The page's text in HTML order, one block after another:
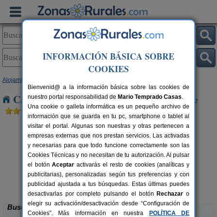
Alojamientos
Casas Rurales cerca de La Palma Debre
2-20 pers.
desde25 €
Lo Trabucador Alojamiento Rural
Poble Nou del Delta (Tarragona)
Buscar
INFORMACIÓN BÁSICA SOBRE
COOKIES
Bienvenid@ a la información básica sobre las cookies de
nuestro portal responsabilidad de Mario Temprado Casas.
Una cookie o galleta informática es un pequeño archivo de
información que se guarda en tu pc, smartphone o tablet al
visitar el portal. Algunas son nuestras y otras pertenecen a
empresas externas que nos prestan servicios. Las activadas
y necesarias para que todo funcione correctamente son las
Cookies Técnicas y no necesitan de tu autorización. Al pulsar
el botónAceptar activarás el resto de cookies (analíticas y
publicitarias), personalizadas según tus preferencias y con
publicidad ajustada a tus búsquedas. Estas últimas puedes
desactivarlas por completo pulsando el botón Rechazar o
elegir su activación/desactivación desde “Configuración de
Cookies”. Más información en nuestra
POLÍTICA DE